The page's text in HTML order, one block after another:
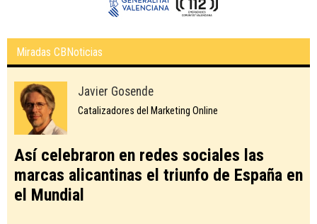
Miradas CBNoticias
Javier Gosende
Catalizadores del Marketing Online
Así celebraron en redes sociales las
marcas alicantinas el triunfo de España en
el Mundial